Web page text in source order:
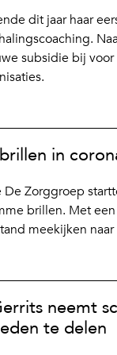
dit jaar haar
subsidie bij
in
Zorggroep
brillen. Met
meekijken
neemt
te delen